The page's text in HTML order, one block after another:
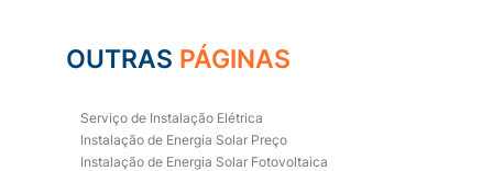
OUTRAS PÁGINAS
Serviço de Instalação Elétrica
Instalação de Energia Solar Preço
Instalação de Energia Solar Fotovoltaica